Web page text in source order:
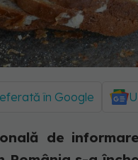
în Google
de